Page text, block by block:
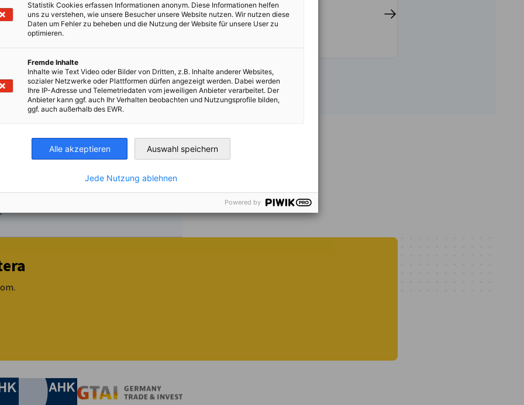
si celý článok Prečítajte si celý článok
of Commerce and Industry
Chamber of Commerce and Industry
AHK.de
Statistik Cookies erfassen Informationen anonym. Diese Informationen helfen
uns zu verstehen, wie unsere Besucher unsere Website nutzen. Wir nutzen diese
Daten um Fehler zu beheben und die Nutzung der Website für unsere User zu
optimieren.
Fremde Inhalte
Inhalte wie Text Video oder Bilder von Dritten, z.B. Inhalte anderer Websites,
sozialer Netzwerke oder Plattformen dürfen angezeigt werden. Dabei werden
Ihre IP-Adresse und Telemetriedaten vom jeweiligen Anbieter verarbeitet. Der
Anbieter kann ggf. auch Ihr Verhalten beobachten und Nutzungsprofile bilden,
ggf. auch außerhalb des EWR.
Alle akzeptieren Auswahl speichern
Jede Nutzung ablehnen
Powered by